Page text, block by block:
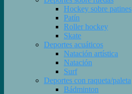
Hockey sobre patines
Patín
Roller hockey
Skate
Deportes acuáticos
Natación artística
Natación
Surf
Deportes con raqueta/paleta
Bádminton